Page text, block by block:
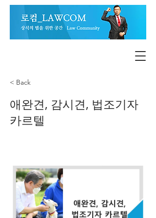
< Back
애완견, 감시견, 법조기자
카르텔